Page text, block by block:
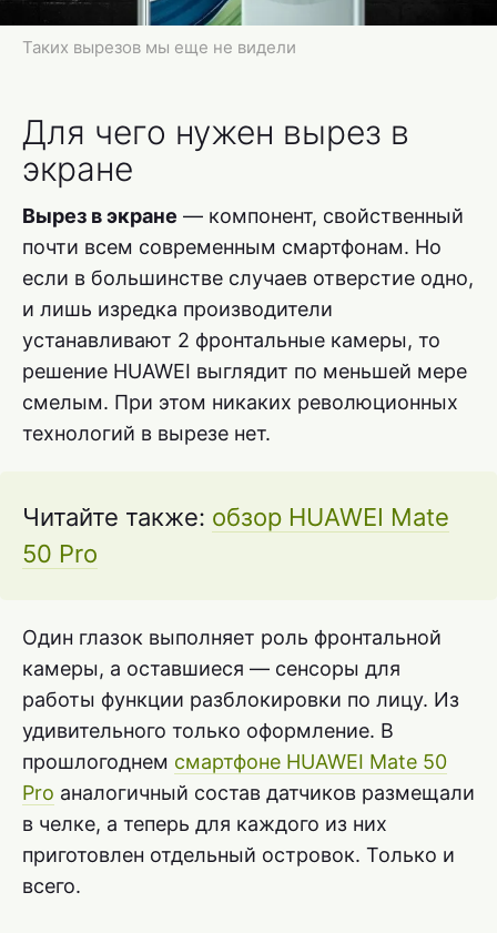
Таких вырезов мы еще не видели
Для чего нужен вырез в
экране
Вырез в экране — компонент, свойственный
почти всем современным смартфонам. Но
если в большинстве случаев отверстие одно,
и лишь изредка производители
устанавливают 2 фронтальные камеры, то
решение HUAWEI выглядит по меньшей мере
смелым. При этом никаких революционных
технологий в вырезе нет.
Читайте также: обзор HUAWEI Mate
50 Pro
Один глазок выполняет роль фронтальной
камеры, а оставшиеся — сенсоры для
работы функции разблокировки по лицу. Из
удивительного только оформление. В
прошлогоднем смартфоне HUAWEI Mate 50
Pro аналогичный состав датчиков размещали
в челке, а теперь для каждого из них
приготовлен отдельный островок. Только и
всего.